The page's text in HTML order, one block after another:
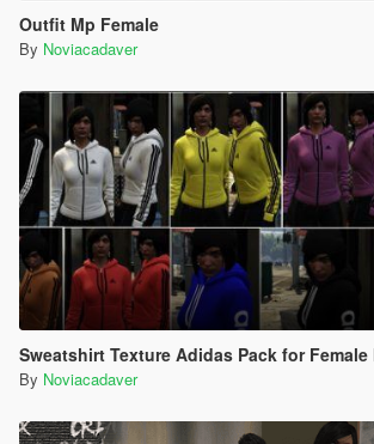
Outfit Mp Female
By Noviacadaver
Sweatshirt Texture Adidas Pack for Female
By Noviacadaver